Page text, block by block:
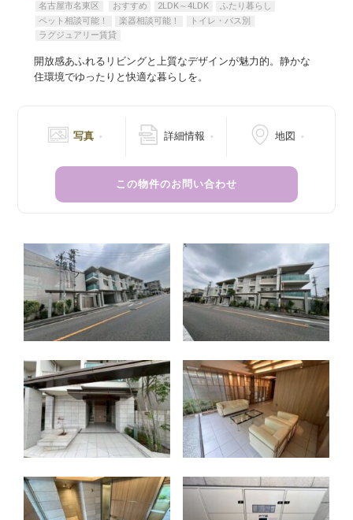
名古屋市名東区
おすすめ 2LDK～4LDK
ふたり暮らし
ペット相談可能！
楽器相談可能！
トイレ・バス別
ラグジュアリー賃貸
開放感あふれるリビングと上質なデザインが魅⼒的。静かな
住環境でゆったりと快適な暮らしを。
写真 詳細情報 地図
この物件のお問い合わせ